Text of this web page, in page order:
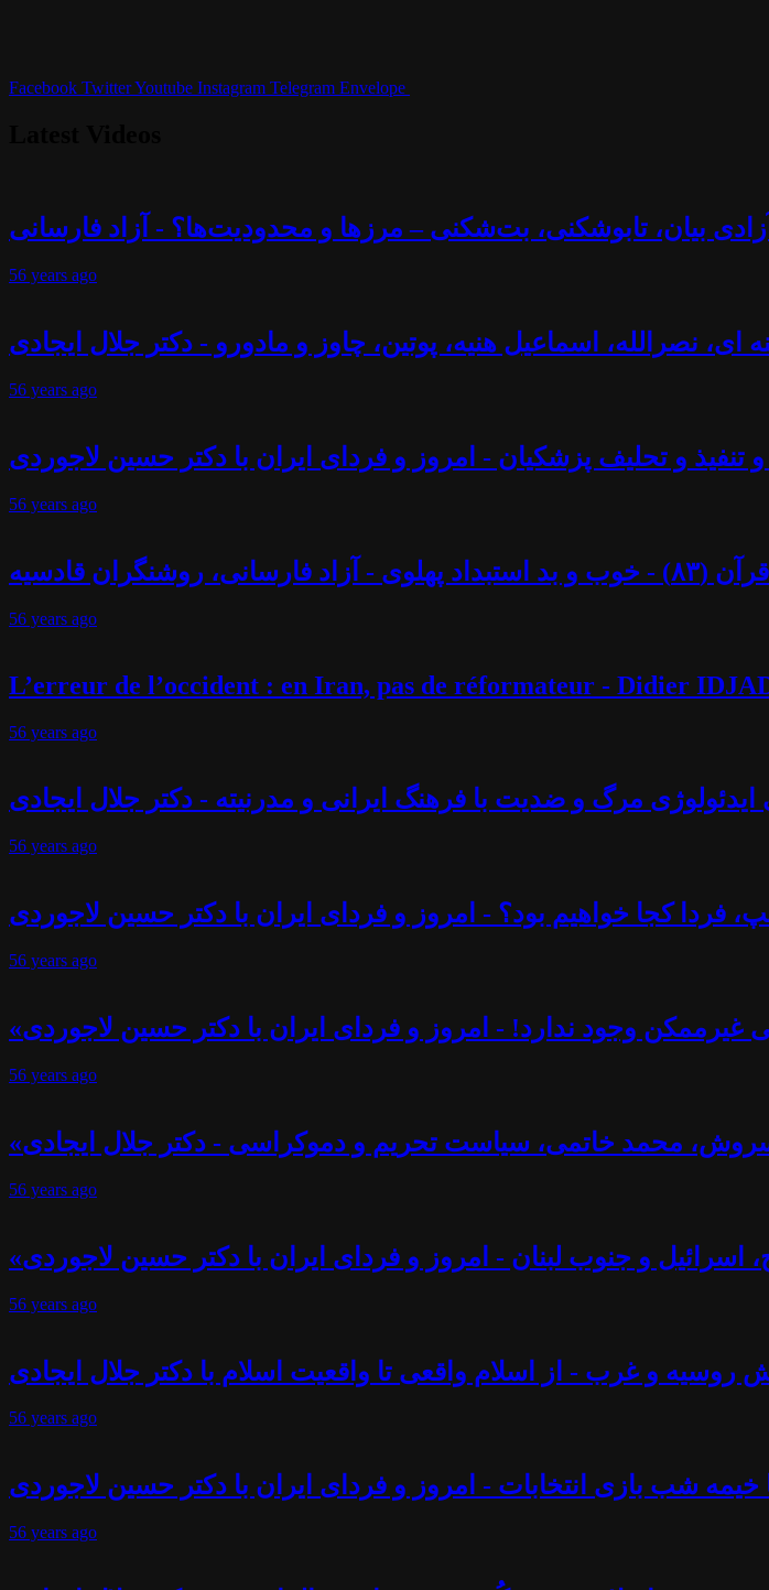
Facebook TwitterYoutube Instagram Telegram Envelope
56 years ago
56 years ago
و تنفیذ و تحلیف پزشکیان - امروز و فردای ایران با دکتر حسین لاجوردی
56 years ago
قادسیه
56 years ago
L’erreur de l’occident : en Iran, pas de réformateur - Didier
56 years ago
مرگ و ضدیت با فرهنگ ایرانی و مدرنیته - دکتر جلال ایجادی
56 years ago
فردا کجا خواهیم بود؟ - امروز و فردای ایران با دکتر حسین لاجوردی
56 years ago
غیرممکن وجود ندارد! - امروز و فردای ایران با دکتر حسین لاجوردی
56 years ago
سروش، محمد خاتمی، سیاست تحریم و دموکراسی - دکتر جلال ایجادی
56 years ago
اسرائیل و جنوب لبنان - امروز و فردای ایران با دکتر حسین لاجوردی
56 years ago
روسیه و غرب - از اسلام واقعی تا واقعیت اسلام با دکتر جلال ایجادی
56 years ago
خیمه شب بازی انتخابات - امروز و فردای ایران با دکتر حسین لاجوردی
56 years ago